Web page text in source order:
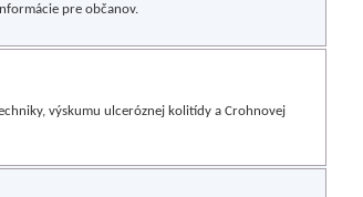
pre občanov.
výskumu ulceróznej kolitídy a Crohnovej